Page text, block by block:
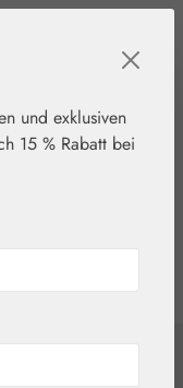
anzeigen
und exklusiven
15 % Rabatt bei